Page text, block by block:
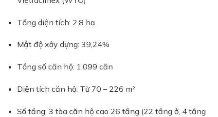
Tổng diện tích: 2,8 ha
Mật độ xây dựng: 39,24%
Tổng số căn hộ: 1.099 căn
Diện tích căn hộ: Từ 70 – 226 m²
Số tầng: 3 tòa căn hộ cao 26 tầng (22 tầng ở, 4 tầng